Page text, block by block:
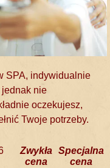
SPA, indywidualnie
nie
oczekujesz,
Twoje potrzeby.
Zwykła
cena
Specjalna
cena